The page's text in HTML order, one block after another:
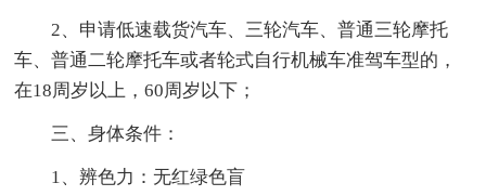
2、申请低速载货汽车、三轮汽车、普通三轮摩托
车、普通二轮摩托车或者轮式自行机械车准驾车型的，
在18周岁以上，60周岁以下；
三、身体条件：
1、辨色力：无红绿色盲